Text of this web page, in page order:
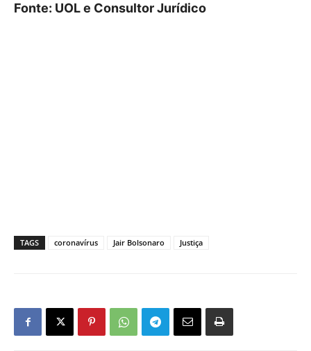
Fonte: UOL e Consultor Jurídico
TAGS coronavírus Jair Bolsonaro Justiça